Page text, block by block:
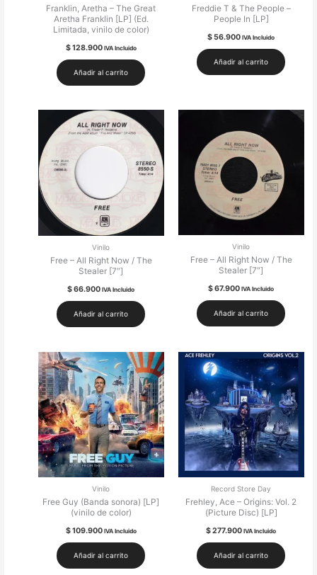
Franklin, Aretha – The Great
Aretha Franklin [LP] (Ed.
Limitada, vinilo de color)
$128.900 IVA Incluido
Añadir al carrito
Freddie T & The People –
People In [LP]
$56.900 IVA Incluido
Añadir al carrito
Vinilo
Free – All Right Now / The
Stealer [7″]
$66.900 IVA Incluido
Añadir al carrito
Vinilo
Free – All Right Now / The
Stealer [7″]
$67.900 IVA Incluido
Añadir al carrito
Vinilo
Free Guy (Banda sonora) [LP]
(vinilo de color)
$109.900 IVA Incluido
Añadir al carrito
Record Store Day
Frehley, Ace – Origins: Vol. 2
(Picture Disc) [LP]
$277.900 IVA Incluido
Añadir al carrito